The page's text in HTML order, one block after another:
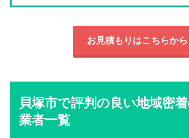
お見積もりはこちらから
貝塚市で評判の良い地域密
業者一覧